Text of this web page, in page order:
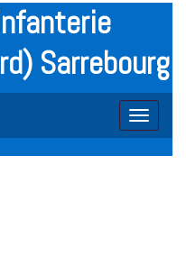
Sarrebourg
Toggle